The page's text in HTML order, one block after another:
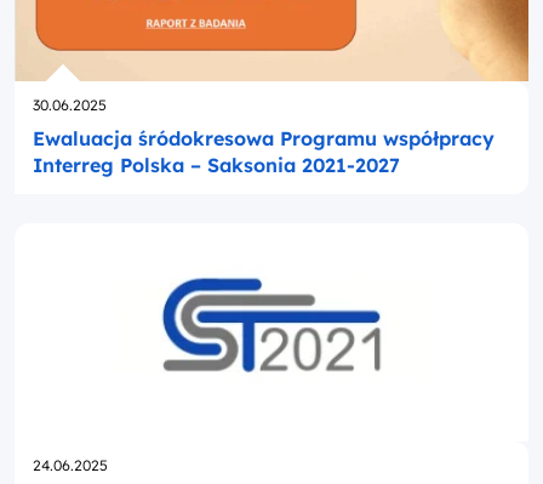
Opublikowano
30.06.2025
Ewaluacja śródokresowa Programu współpracy
Interreg Polska – Saksonia 2021-2027
Opublikowano
24.06.2025